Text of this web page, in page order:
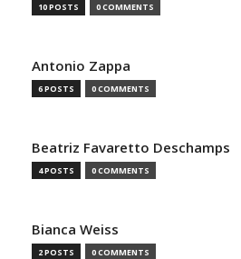
10 POSTS 0 COMMENTS
Antonio Zappa
6 POSTS 0 COMMENTS
Beatriz Favaretto Deschamps
4 POSTS 0 COMMENTS
Bianca Weiss
2 POSTS 0 COMMENTS